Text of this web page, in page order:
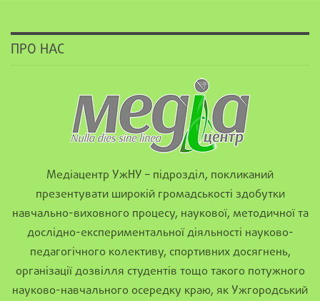
ПРО НАС
Медіацентр УжНУ – підрозділ, покликаний
презентувати широкій громадськості здобутки
навчально-виховного процесу, наукової, методичної та
дослідно-експериментальної діяльності науково-
педагогічного колективу, спортивних досягнень,
організації дозвілля студентів тощо такого потужного
науково-навчального осередку краю, як Ужгородський